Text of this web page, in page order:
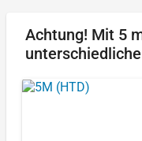
Achtung! Mit 5